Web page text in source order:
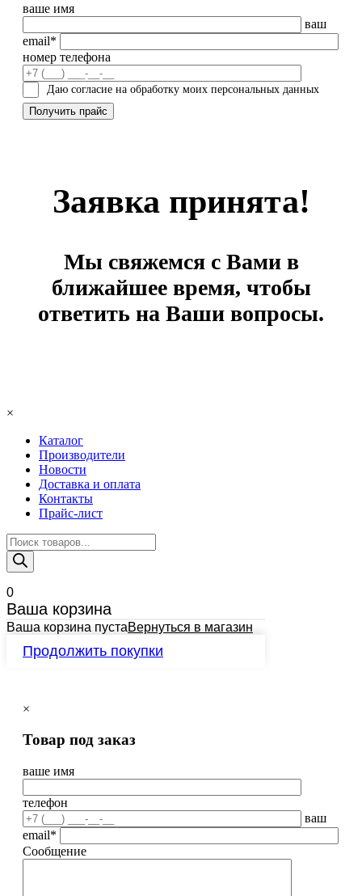
ваше имя
ваш
email*
номер телефона
Даю согласие на обработку моих персональных данных
Заявка принята!
Мы свяжемся с Вами в
ближайшее время, чтобы
ответить на Ваши вопросы.
×
Каталог
Производители
Новости
Доставка и оплата
Контакты
Прайс-лист
Поиск
товаров
0
Ваша корзина
Ваша корзина пустаВернуться в магазин
Продолжить покупки
×
Товар под заказ
ваше имя
телефон
ваш
email*
Сообщение